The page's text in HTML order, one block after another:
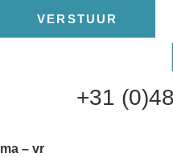
VERSTUUR
+31
ma – vr